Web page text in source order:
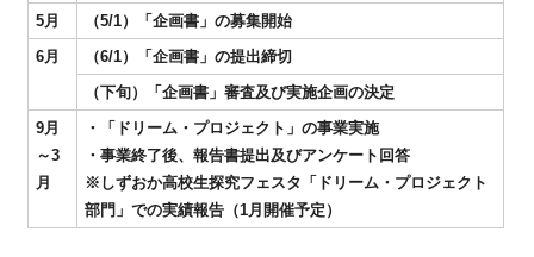
5月
（5/1）「企画書」の募集開始
6月
（6/1）「企画書」の提出締切
（下旬）「企画書」審査及び実施企画の決定
9月
～3
月
・「ドリーム・プロジェクト」の事業実施
・事業終了後、報告書提出及びアンケート回答
※しずおか高校生探究フェスタ「ドリーム・プロジェクト
部門」での実績報告（1月開催予定）